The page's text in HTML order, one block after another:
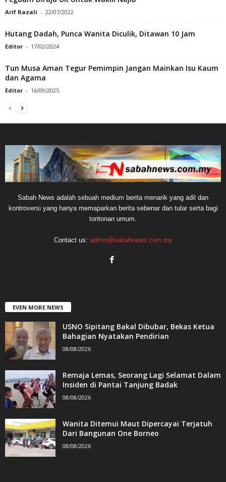
Arif Razali - 22/07/2022
Hutang Dadah, Punca Wanita Diculik, Ditawan 10 Jam
Editor - 17/02/2024
Tun Musa Aman Tegur Pemimpin Jangan Mainkan Isu Kaum
dan Agama
Editor - 16/09/2025
Sabah News adalah sebuah medium berita menarik yang adil dan
kontroversi yang hanya memaparkan berita sebenar dan tular serta bagi
tontonan umum.
Contact us: admin@sabahnews.com.my
EVEN MORE NEWS
USNO Sipitang Bakal Dibubar, Bekas Ketua
Bahagian Nyatakan Pendirian
08/08/2026
Remaja Lemas, Seorang Lagi Selamat Dalam
Insiden di Pantai Tanjung Badak
08/08/2026
Wanita Ditemui Maut Dipercayai Terjatuh
Dari Bangunan One Borneo
08/08/2026